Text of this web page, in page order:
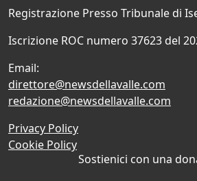
Registrazione Presso Tribunale di
Iscrizione ROC numero 37623 del
Email:
direttore@newsdellavalle.com
redazione@newsdellavalle.com
Privacy Policy
Cookie Policy
Sostienici con una